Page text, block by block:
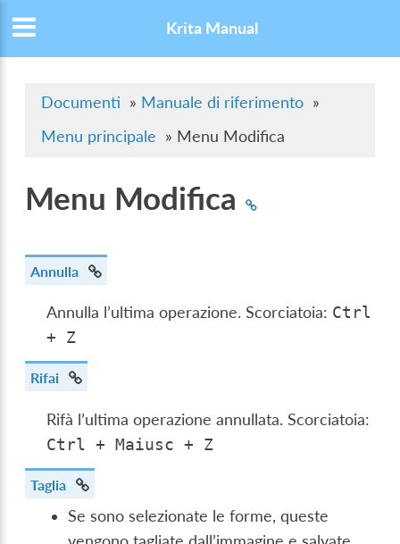
Krita Manual
Documenti » Manuale di riferimento »
Menu principale » Menu Modifica
Menu Modifica
Annulla
Annulla l’ultima operazione. Scorciatoia: Ctrl
+
Z
Rifai
Rifà l’ultima operazione annullata. Scorciatoia:
Ctrl + Maiusc + Z
Taglia
Se sono selezionate le forme, queste